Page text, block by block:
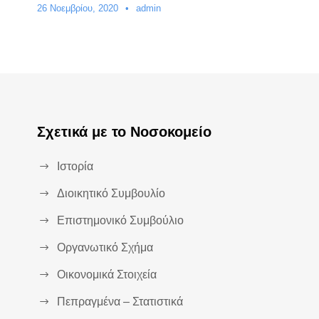
26 Νοεμβρίου, 2020 • admin
Σχετικά με το Νοσοκομείο
Ιστορία
Διοικητικό Συμβουλίο
Επιστημονικό Συμβούλιο
Οργανωτικό Σχήμα
Οικονομικά Στοιχεία
Πεπραγμένα – Στατιστικά